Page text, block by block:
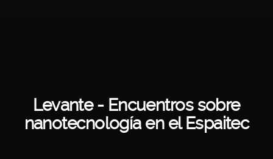
Levante - Encuentros sobre
nanotecnología en el Espaitec